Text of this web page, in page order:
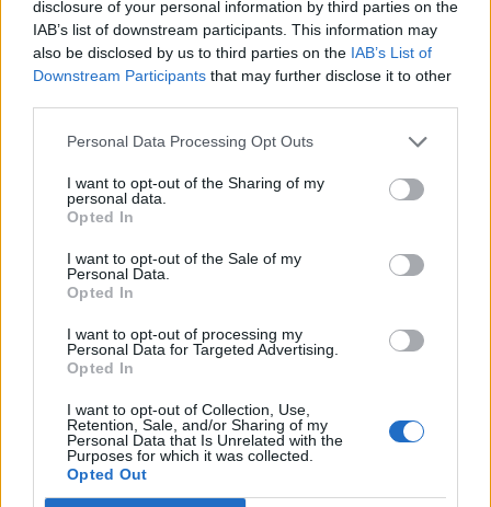
disclosure of your personal information by third parties on the
IAB’s list of downstream participants. This information may
also be disclosed by us to third parties on the IAB’s List of
Downstream Participants that may further disclose it to other
Personal Data Processing Opt Outs
I want to opt-out of the Sharing of my
personal data.
Opted In
I want to opt-out of the Sale of my
Personal Data.
Opted In
I want to opt-out of processing my
Personal Data for Targeted Advertising.
Opted In
I want to opt-out of Collection, Use,
Retention, Sale, and/or Sharing of my
Personal Data that Is Unrelated with the
Purposes for which it was collected.
Opted Out
του Αρκαδικού Μουσείου Τέχνης και Ιστορίας
στο Ξενοδοχείο ΔΡΥΑΔΕΣ στο Λεβίδι, τη Δευτέρα
28 Μαρτίου 2011 και ώρα 5:00μ.μ.